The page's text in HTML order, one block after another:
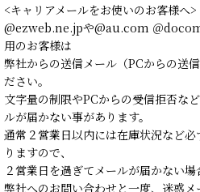
<キャリアメールをお使いのお客様へ>
@ezweb.ne.jpや@au.com ＠
用のお客様は
弊社からの送信メール（PCからの送
ださい。
文字量の制限やPCからの受信拒否な
ルが届かない事があります。
通常２営業日以内には在庫状況など
りますので、
２営業日を過ぎてメールが届かない場
弊社へのお問い合わせと一度、迷惑